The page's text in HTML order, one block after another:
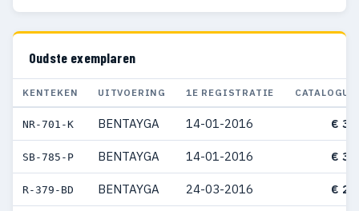
Oudste exemplaren
KENTEKEN UITVOERING 1E REGISTRATIE
NR-701-K BENTAYGA 14-01-2016 €
SB-785-P BENTAYGA 14-01-2016 €
R-379-BD BENTAYGA 24-03-2016 €